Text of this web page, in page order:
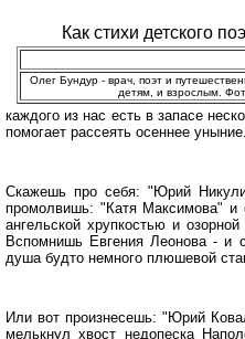
Как стихи детского
Олег Бундур - врач, поэт и
детям, и взрослым.
каждого из нас есть в запасе
помогает рассеять осеннее уныние.
Скажешь про себя: "Юрий
промолвишь: "Катя Максимова" и
ангельской хрупкостью и
Вспомнишь Евгения Леонова - и
душа будто немного плюшевой
Или вот произнесешь: "Юрий
мелькнул хвост недопеска